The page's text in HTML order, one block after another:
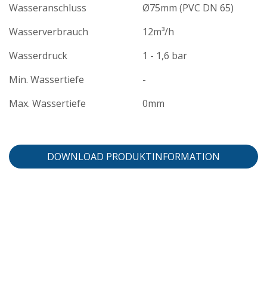
Wasseranschluss
Ø75mm (PVC DN 65)
Wasserverbrauch
12m³/h
Wasserdruck
1 - 1,6 bar
Min. Wassertiefe
-
Max. Wassertiefe
0mm
DOWNLOAD PRODUKTINFORMATION